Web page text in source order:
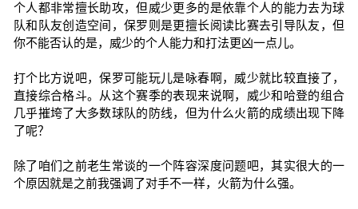
个人都非常擅长助攻，但威少更多的是依靠个人的能力去为球
队和队友创造空间，保罗则是更擅长阅读比赛去引导队友，但
你不能否认的是，威少的个人能力和打法更凶一点儿。
打个比方说吧，保罗可能玩儿是咏春啊，威少就比较直接了，
直接综合格斗。从这个赛季的表现来说啊，威少和哈登的组合
几乎摧垮了大多数球队的防线，但为什么火箭的成绩出现下降
了呢？
除了咱们之前老生常谈的一个阵容深度问题吧，其实很大的一
个原因就是之前我强调了对手不一样，火箭为什么强。